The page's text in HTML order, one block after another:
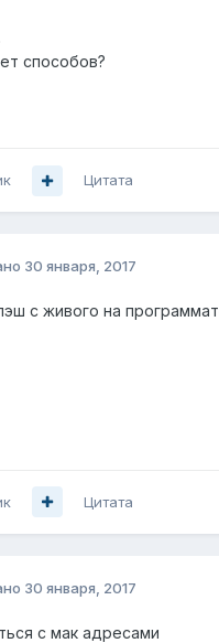
способов?
Цитата
30 января, 2017
с живого на
Цитата
30 января, 2017
с мак адресами